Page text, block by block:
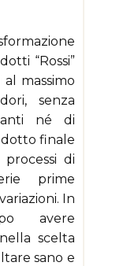
“Rossi”
massimo
senza
né di
finale
di
prime
In
avere
scelta
sano e